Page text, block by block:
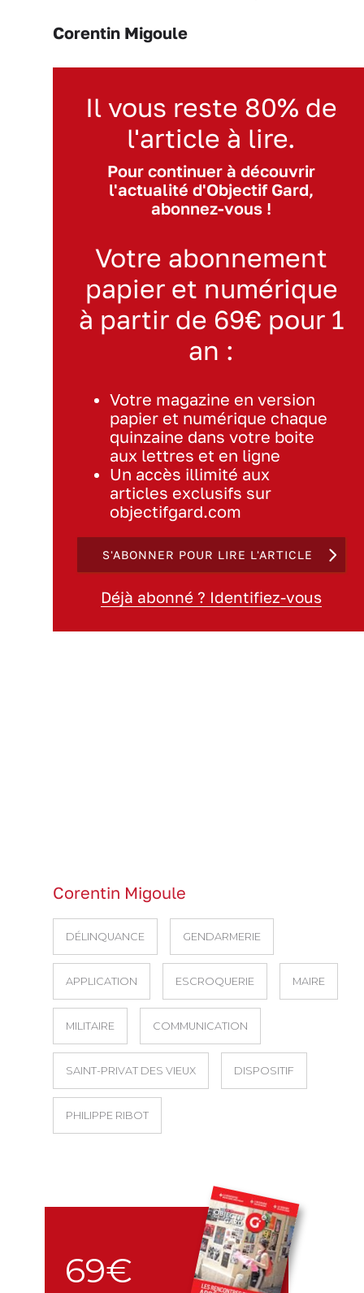
Corentin Migoule
Il vous reste 80% de
l'article à lire.
Pour continuer à découvrir
l'actualité d'Objectif Gard,
abonnez-vous !
Votre abonnement
papier et numérique
à partir de 69€ pour 1
an :
Votre magazine en version
papier et numérique chaque
quinzaine dans votre boite
aux lettres et en ligne
Un accès illimité aux
articles exclusifs sur
objectifgard.com
S'ABONNER POUR LIRE L'ARTICLE
Déjà abonné ? Identifiez-vous
Corentin Migoule
DÉLINQUANCE GENDARMERIE
APPLICATION ESCROQUERIE MAIRE
MILITAIRE COMMUNICATION
SAINT-PRIVAT DES VIEUX DISPOSITIF
PHILIPPE RIBOT
69€